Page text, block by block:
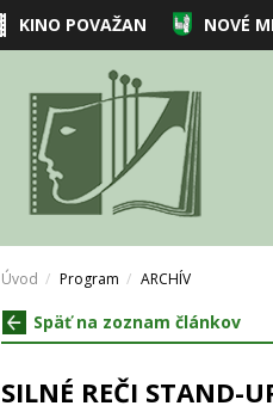
KINO POVAŽAN NOVÉ
Úvod Program ARCHÍV
Späť na zoznam článkov
SILNÉ REČI STAND-